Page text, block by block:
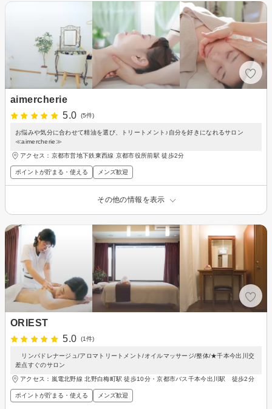
aimercherie
5.0
(5件)
お悩みや気分に合わせて精油を選び、トリートメント♪自分を好きになれるサロン
≪aimercherie≫
アクセス：京都市営地下鉄東西線 京都市役所前駅 徒歩2分
ポイントが貯まる・使える メンズ歓迎
その他の情報を表示
ORIEST
5.0
(1件)
リンパドレナージュ/アロマトリートメント/オイルマッサージ/整体/★千本今出川交
差点すぐのサロン
アクセス：嵐電北野線 北野白梅町駅 徒歩10分・京都市バス千本今出川駅 徒歩2分
ポイントが貯まる・使える メンズ歓迎